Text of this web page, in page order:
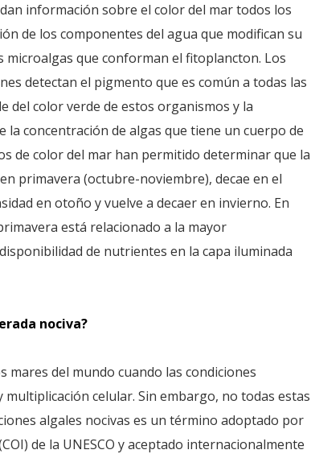
información sobre el color del mar todos los
de los componentes del agua que modifican su
que conforman el fitoplancton. Los
detectan el pigmento que es común a todas las
del color verde de estos organismos y la
concentración de algas que tiene un cuerpo de
de color del mar han permitido determinar que la
primavera (octubre-noviembre), decae en el
en otoño y vuelve a decaer en invierno. En
está relacionado a la mayor
de nutrientes en la capa iluminada
nociva?
mares del mundo cuando las condiciones
celular. Sin embargo, no todas estas
algales nocivas es un término adoptado por
de la UNESCO y aceptado internacionalmente